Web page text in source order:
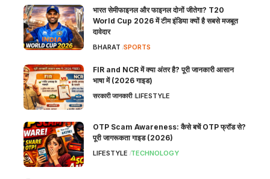
भारत सेमीफाइनल और फाइनल दोनों जीतेगा? T20
World Cup 2026 में टीम इंडिया क्यों है सबसे मजबूत
दावेदार
BHARAT SPORTS
FIR and NCR में क्या अंतर है? पूरी जानकारी आसान
भाषा में (2026 गाइड)
सरकारी जानकारी LIFESTYLE
OTP Scam Awareness: कैसे बचें OTP फ्रॉड से?
पूरी जागरूकता गाइड (2026)
LIFESTYLE TECHNOLOGY